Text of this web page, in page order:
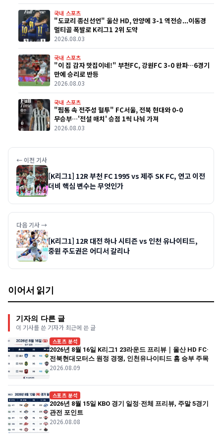
국내 스포츠
"도쿄리 종신선언" 울산 HD, 안양에 3-1 역전승...이동경
멀티골 폭발로 K리그1 2위 도약
2026.08.03
국내 스포츠
"이 집 감자 맛집이네!" 부천FC, 강원FC 3-0 완파…6경기
만에 승리로 반등
2026.08.03
국내 스포츠
"찜통 속 전주성 혈투" FC서울, 전북 현대와 0-0
무승부…'전설 매치' 승점 1씩 나눠 가져
2026.08.03
← 이전 기사
[K리그1] 12R 부천 FC 1995 vs 제주 SK FC, 연고 이전
더비 핵심 변수는 무엇인가
다음 기사 →
[K리그1] 12R 대전 하나 시티즌 vs 인천 유나이티드,
중원 주도권은 어디서 갈리나
이어서 읽기
기자의 다른 글
이 기사를 쓴 기자가 최근에 쓴 글
스포츠 분석
2026년 8월 16일 K리그1 23라운드 프리뷰｜울산 HD FC·
전북현대모터스 원정 경쟁, 인천유나이티드 홈 승부 주목
2026.08.09
스포츠 분석
2026년 8월 15일 KBO 경기 일정·전체 프리뷰, 주말 5경기
관전 포인트
2026.08.08